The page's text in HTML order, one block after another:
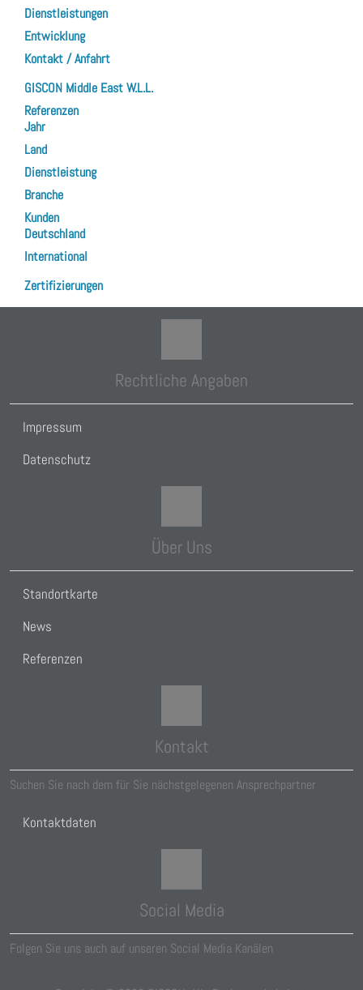
Dienstleistungen
Entwicklung
Kontakt / Anfahrt
GISCON Middle East W.L.L.
Referenzen
Jahr
Land
Dienstleistung
Branche
Kunden
Deutschland
International
Zertifizierungen
Rechtliche Angaben
Impressum
Datenschutz
Über Uns
Standortkarte
News
Referenzen
Kontakt
Suchen Sie nach dem für Sie nächstgelegenen Ansprechpartner
Kontaktdaten
Social Media
Folgen Sie uns auch auf unseren Social Media Kanälen